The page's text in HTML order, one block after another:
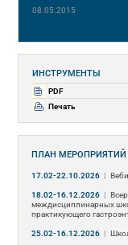
08.05.2015
ИНСТРУМЕНТЫ
PDF
Печать
ПЛАН МЕРОПРИЯТИЙ
17.02-22.10.2026 |
18.02-16.12.2026 |
междисциплинарных
практикующего
25.02-16.12.2026 |